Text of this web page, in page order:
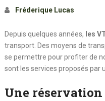
Fréderique Lucas
Depuis quelques années, les
transport. Des moyens de
se permettre pour profiter de
sont les services proposés par
Une